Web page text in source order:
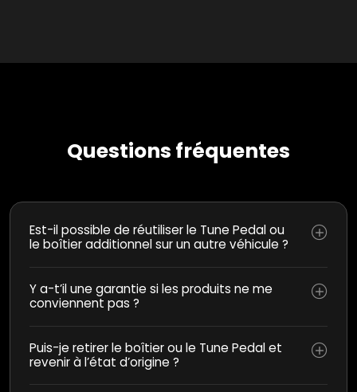
Questions fréquentes
Est-il possible de réutiliser le Tune Pedal ou
le boîtier additionnel sur un autre véhicule ?
Y a-t’il une garantie si les produits ne me
conviennent pas ?
Puis-je retirer le boîtier ou le Tune Pedal et
revenir à l’état d’origine ?